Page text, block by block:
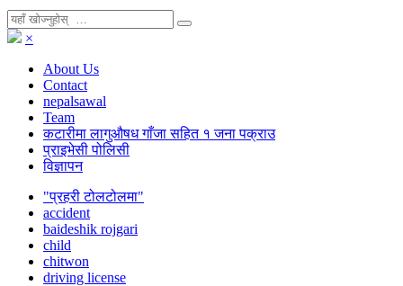
×
About Us
Contact
nepalsawal
Team
कटारीमा लागुऔषध गाँजा सहित १ जना पक्राउ
प्राइभेसी पोलिसी
विज्ञापन
"प्रहरी टोलटोलमा"
accident
baideshik rojgari
child
chitwon
driving license